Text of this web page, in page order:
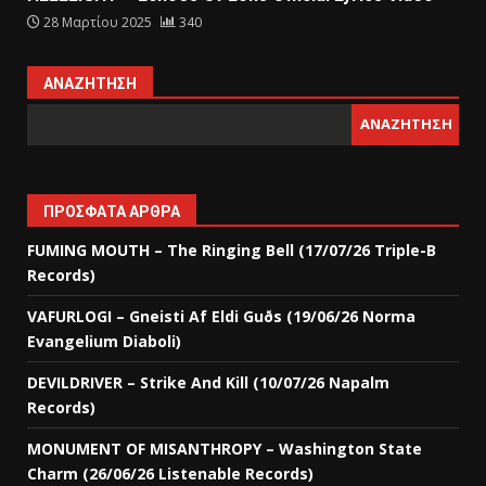
28 Μαρτίου 2025 340
ΑΝΑΖΉΤΗΣΗ
ΑΝΑΖΉΤΗΣΗ
ΠΡΌΣΦΑΤΑ ΆΡΘΡΑ
FUMING MOUTH – The Ringing Bell (17/07/26 Triple-B
Records)
VAFURLOGI – Gneisti Af Eldi Guðs (19/06/26 Norma
Evangelium Diaboli)
DEVILDRIVER – Strike And Kill (10/07/26 Napalm
Records)
MONUMENT OF MISANTHROPY – Washington State
Charm (26/06/26 Listenable Records)